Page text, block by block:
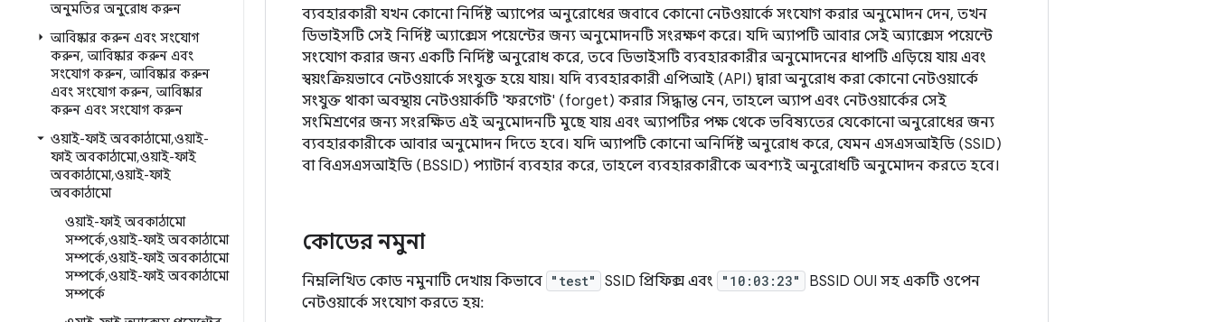
অনুমতির অনুরোধ করুন
আবিষ্কার করুন এবং সংযোগ
করুন, আবিষ্কার করুন এবং
সংযোগ করুন, আবিষ্কার করুন
এবং সংযোগ করুন, আবিষ্কার
করুন এবং সংযোগ করুন
ওয়াই-ফাই অবকাঠামো,ওয়াই-
ফাই অবকাঠামো,ওয়াই-ফাই
অবকাঠামো,ওয়াই-ফাই
অবকাঠামো
ওয়াই-ফাই অবকাঠামো
সম্পর্কে,ওয়াই-ফাই অবকাঠামো
সম্পর্কে,ওয়াই-ফাই অবকাঠামো
সম্পর্কে,ওয়াই-ফাই অবকাঠামো
সম্পর্কে
ব্যবহারকারী যখন কোনো নির্দিষ্ট অ্যাপের অনুরোধের জবাবে কোনো নেটওয়ার্কে সংযোগ করার অনুমোদন দেন, তখন
ডিভাইসটি সেই নির্দিষ্ট অ্যাক্সেস পয়েন্টের জন্য অনুমোদনটি সংরক্ষণ করে। যদি অ্যাপটি আবার সেই অ্যাক্সেস পয়েন্টে
সংযোগ করার জন্য একটি নির্দিষ্ট অনুরোধ করে, তবে ডিভাইসটি ব্যবহারকারীর অনুমোদনের ধাপটি এড়িয়ে যায় এবং
স্বয়ংক্রিয়ভাবে নেটওয়ার্কে সংযুক্ত হয়ে যায়। যদি ব্যবহারকারী এপিআই (API) দ্বারা অনুরোধ করা কোনো নেটওয়ার্কে
সংযুক্ত থাকা অবস্থায় নেটওয়ার্কটি 'ফরগেট' (forget) করার সিদ্ধান্ত নেন, তাহলে অ্যাপ এবং নেটওয়ার্কের সেই
সংমিশ্রণের জন্য সংরক্ষিত এই অনুমোদনটি মুছে যায় এবং অ্যাপটির পক্ষ থেকে ভবিষ্যতের যেকোনো অনুরোধের জন্য
ব্যবহারকারীকে আবার অনুমোদন দিতে হবে। যদি অ্যাপটি কোনো অনির্দিষ্ট অনুরোধ করে, যেমন এসএসআইডি (SSID)
বা বিএসএসআইডি (BSSID) প্যাটার্ন ব্যবহার করে, তাহলে ব্যবহারকারীকে অবশ্যই অনুরোধটি অনুমোদন করতে হবে।
কোডের নমুনা
নিম্নলিখিত কোড নমুনাটি দেখায় কিভাবে "test" SSID প্রিফিক্স এবং "10:03:23"
BSSID OUI সহ একটি ওপেন
নেটওয়ার্কে সংযোগ করতে হয়: